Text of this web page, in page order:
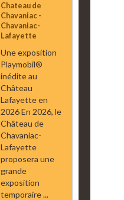
Chateau de
Chavaniac -
Chavaniac-
Lafayette
Une exposition
Playmobil®
inédite au
Château
Lafayette en
2026 En 2026, le
Château de
Chavaniac-
Lafayette
proposera une
grande
exposition
temporaire ...